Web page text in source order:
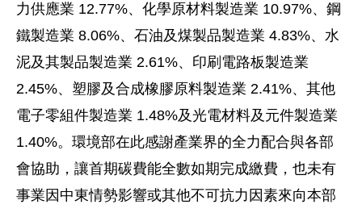
力供應業 12.77%、化學原材料製造業 10.97%、鋼
鐵製造業 8.06%、石油及煤製品製造業 4.83%、水
泥及其製品製造業 2.61%、印刷電路板製造業
2.45%、塑膠及合成橡膠原料製造業 2.41%、其他
電子零組件製造業 1.48%及光電材料及元件製造業
1.40%。環境部在此感謝產業界的全力配合與各部
會協助，讓首期碳費能全數如期完成繳費，也未有
事業因中東情勢影響或其他不可抗力因素來向本部